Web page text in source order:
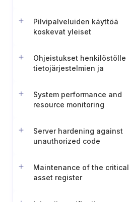
Pilvipalveluiden käyttöä
koskevat yleiset
Ohjeistukset henkilöstölle
tietojärjestelmien ja
System performance and
resource monitoring
Server hardening against
unauthorized code
Maintenance of the critical
asset register